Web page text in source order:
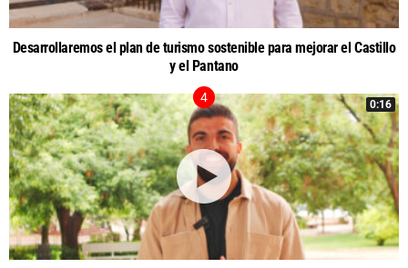
Desarrollaremos el plan de turismo sostenible para mejorar el Castillo
y el Pantano
0:16